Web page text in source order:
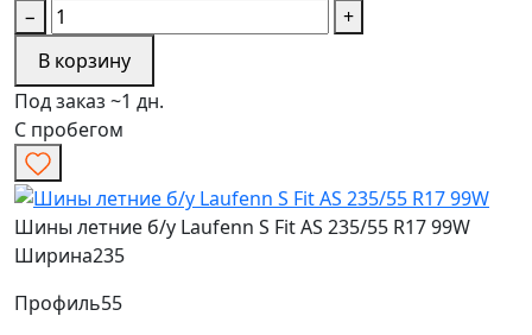
−
+
В корзину
Под заказ ~1 дн.
С пробегом
Шины летние б/у Laufenn S Fit AS 235/55 R17 99W
Ширина235
Профиль55